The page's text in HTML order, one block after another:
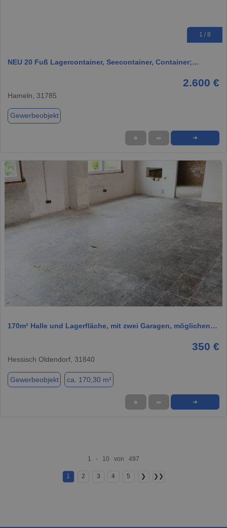
1 / 8
NEU 20 Fuß Lagercontainer, Seecontainer, Container;…
2.600 €
Hameln, 31785
Gewerbeobjekt
★ ➦ ➜
1 / 5
170m² Halle und Lagerfläche, mit zwei Garagen, möglichen…
350 €
Hessisch Oldendorf, 31840
Gewerbeobjekt ca. 170,30 m²
★ ➦ ➜
1 - 10 von 497
1 2 3 4 5 ❯ ❯❯